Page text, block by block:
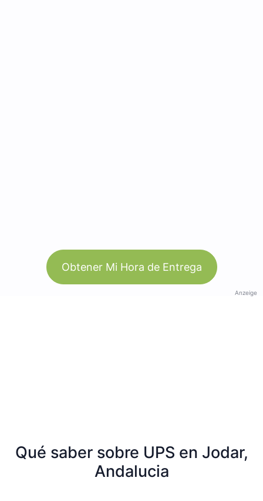
Obtener Mi Hora de Entrega
Anzeige
Qué saber sobre UPS en Jodar,
Andalucia